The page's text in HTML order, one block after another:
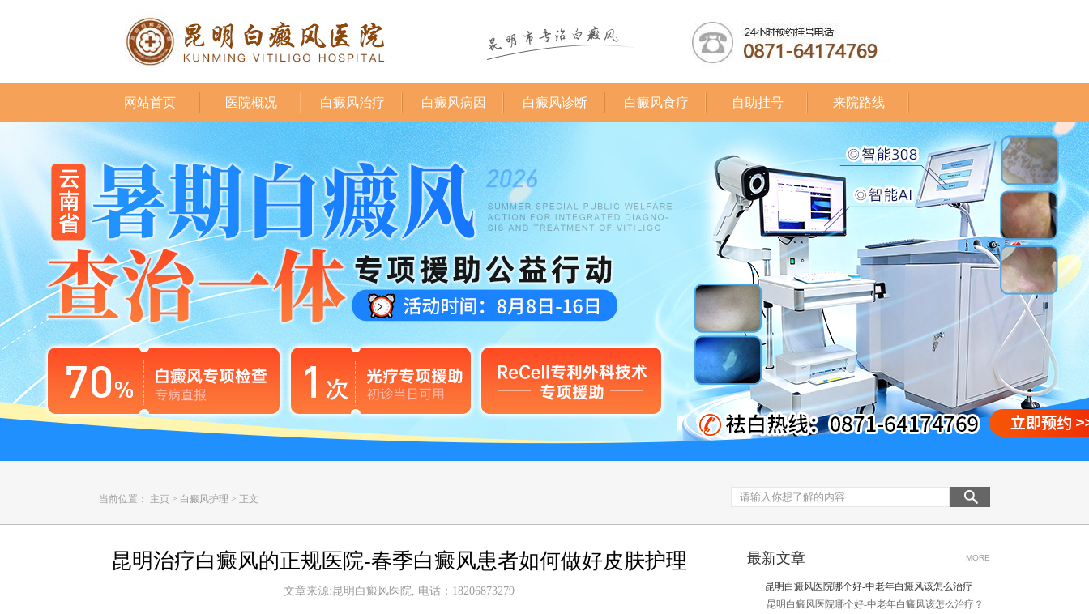
网站首页 医院概况 白癜风治疗 白癜风病因 白癜风诊断 白癜风食疗 自助挂号 来院路线
当前位置： 主页 > 白癜风护理 > 正文
昆明治疗白癜风的正规医院-春季白癜风患者如何做好皮肤护理
文章来源:昆明白癜风医院, 电话：18206873279
最新文章 MORE
昆明白癜风医院哪个好-中老年白癜风该怎么治疗
昆明白癜风医院哪个好-中老年白癜风该怎么治疗？